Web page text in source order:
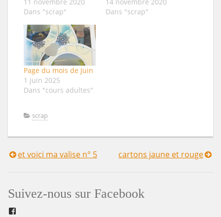
Dans "scrap"
Dans "scrap"
Page du mois de Juin
1 juin 2025
Dans "cours adultes"
scrap
Navigation
l’article
et voici ma valise n° 5 cartons jaune et rouge
Suivez-nous sur Facebook